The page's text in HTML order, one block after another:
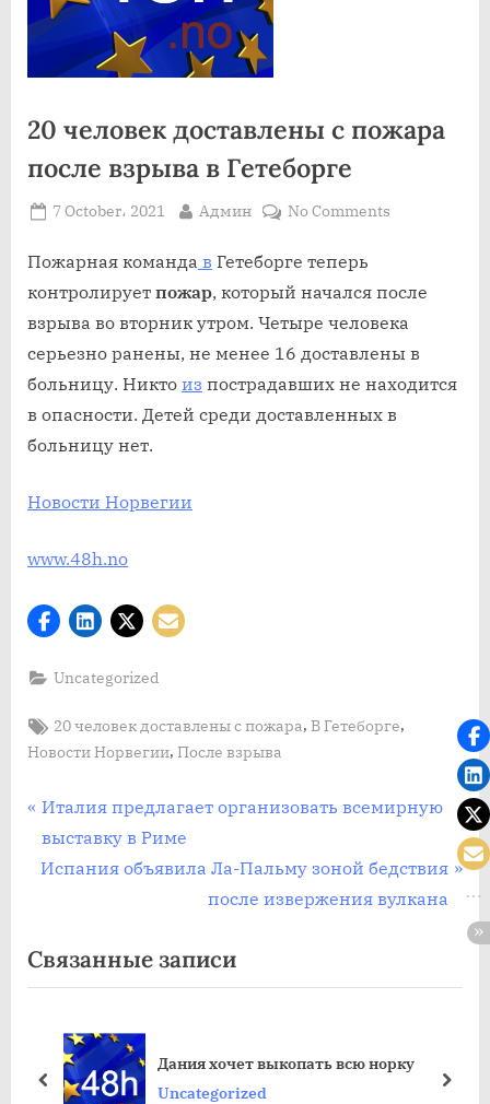
20 человек доставлены с пожара
после взрыва в Гетеборге
Posted
7 October، 2021 By
Админ No Commentson
доставлены
пожара
после
взрыва
в
Пожарная команда в Гетеборге теперь
контролирует пожар, который начался после
взрыва во вторник утром. Четыре человека
серьезно ранены, не менее 16 доставлены в
больницу. Никто из пострадавших не находится
в опасности. Детей среди доставленных в
больницу нет.
Новости Норвегии
www.48h.no
Uncategorized
Tags:
20 человек доставлены с пожара,В Гетеборге,
Новости Норвегии, После взрыва
Post
navigation
П
р
е
д
у
я
Италия предлагает организовать всемирную
выставку в Риме
С
д
у
а
Испания объявила Ла-Пальму зоной бедствия
после извержения вулкана
Связанные записи
Дания хочет выкопать всю норку
Uncategorized
пред